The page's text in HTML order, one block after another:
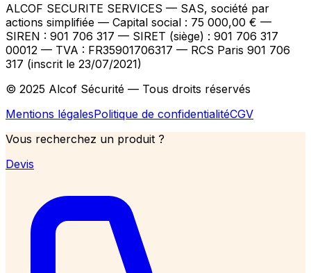
ALCOF SECURITE SERVICES — SAS, société par
actions simplifiée — Capital social : 75 000,00 € —
SIREN : 901 706 317 — SIRET (siège) : 901 706 317
00012 — TVA : FR35901706317 — RCS Paris 901 706
317 (inscrit le 23/07/2021)
© 2025 Alcof Sécurité — Tous droits réservés
Mentions légalesPolitique de confidentialitéCGV
Vous recherchez un produit ?
Devis